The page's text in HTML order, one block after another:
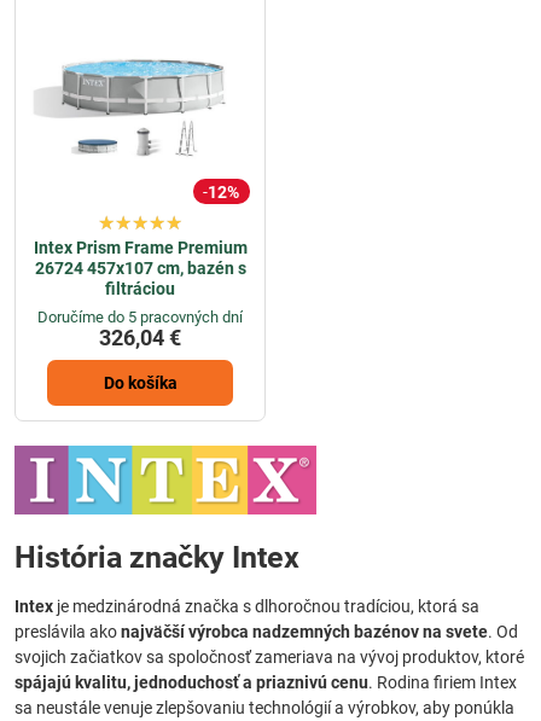
12%
Intex Prism Frame Premium
26724 457x107 cm, bazén s
filtráciou
Doručíme do 5 pracovných dní
326,04 €
Do košíka
História značky Intex
Intex je medzinárodná značka s dlhoročnou tradíciou, ktorá sa
preslávila akonajväčší výrobca nadzemných bazénov na svete. Od
svojich začiatkov sa spoločnosť zameriava na vývoj produktov, ktoré
spájajú kvalitu, jednoduchosť a priaznivú cenu. Rodina firiem Intex
sa neustále venuje zlepšovaniu technológií a výrobkov, aby ponúkla